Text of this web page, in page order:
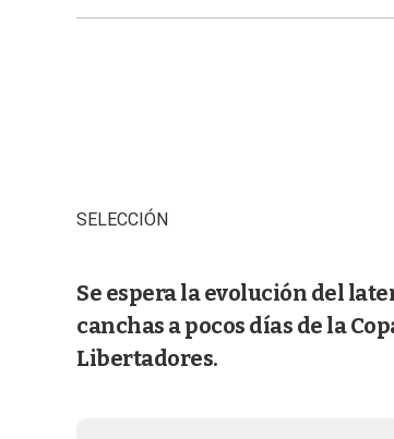
SELECCIÓN
Se espera la evolución del
canchas a pocos días de la
Libertadores.